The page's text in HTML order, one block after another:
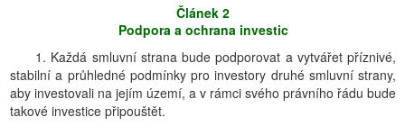
Článek 2
Podpora a ochrana investic
1. Každá smluvní strana bude podporovat a vytvářet příznivé,
stabilní a průhledné podmínky pro investory druhé smluvní strany,
aby investovali na jejím území, a v rámci svého právního řádu bude
takové investice připouštět.